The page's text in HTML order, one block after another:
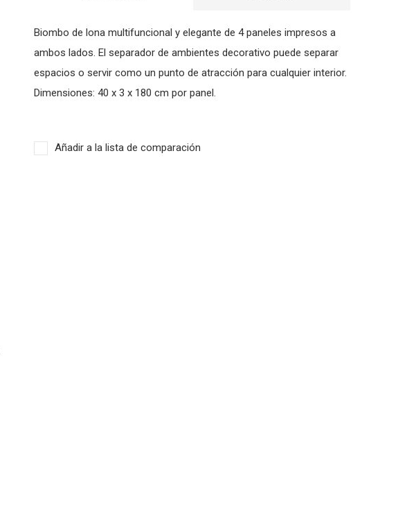
Biombo de lona multifuncional y elegante de 4 paneles impresos a
ambos lados. El separador de ambientes decorativo puede separar
espacios o servir como un punto de atracción para cualquier interior.
Dimensiones: 40 x 3 x 180 cm por panel.
Añadir a la lista de comparación